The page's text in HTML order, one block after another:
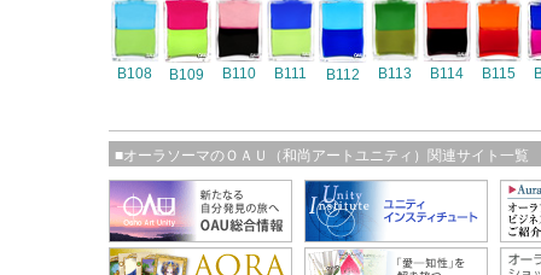
B108 B109 B110 B111 B112 B113 B114 B115
■オーラソーマのＯＡＵ（和尚アートユニティ）関連サイト一覧